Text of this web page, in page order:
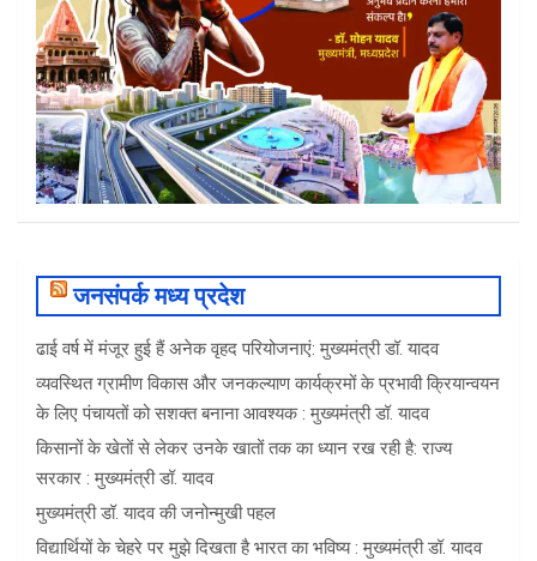
जनसंपर्क मध्य प्रदेश
ढाई वर्ष में मंजूर हुई हैं अनेक वृहद परियोजनाएं: मुख्यमंत्री डॉ. यादव
व्यवस्थित ग्रामीण विकास और जनकल्याण कार्यक्रमों के प्रभावी क्रियान्वयन
के लिए पंचायतों को सशक्त बनाना आवश्यक : मुख्यमंत्री डॉ. यादव
किसानों के खेतों से लेकर उनके खातों तक का ध्यान रख रही है: राज्य
सरकार : मुख्यमंत्री डॉ. यादव
मुख्यमंत्री डॉ. यादव की जनोन्मुखी पहल
विद्यार्थियों के चेहरे पर मुझे दिखता है भारत का भविष्य : मुख्यमंत्री डॉ. यादव